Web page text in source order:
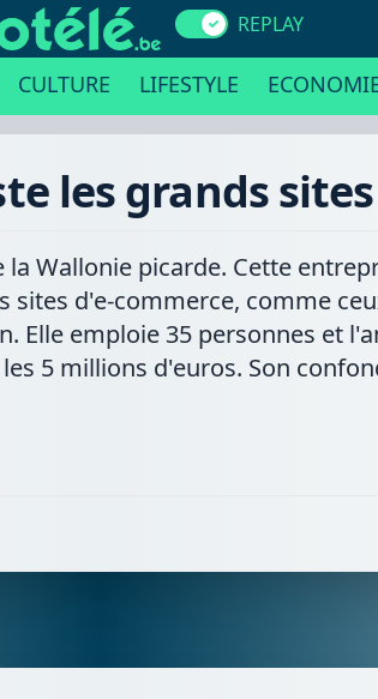
REPLAY
CULTURE LIFESTYLE
les grands
Wallonie picarde. Cette
d'e-commerce, comme
Elle emploie 35 personnes et
5 millions d'euros. Son